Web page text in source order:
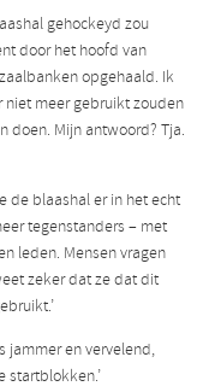
gehockeyd zou
door het hoofd van
opgehaald. Ik
meer gebruikt zouden
doen. Mijn antwoord? Tja.
de blaashal er in het echt
tegenstanders – met
leden. Mensen vragen
zeker dat ze dat dit
jammer en vervelend,
startblokken.’